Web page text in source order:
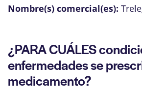
Nombre(s) comercial(es):
¿PARA CUÁLES
enfermedades se
medicamento?